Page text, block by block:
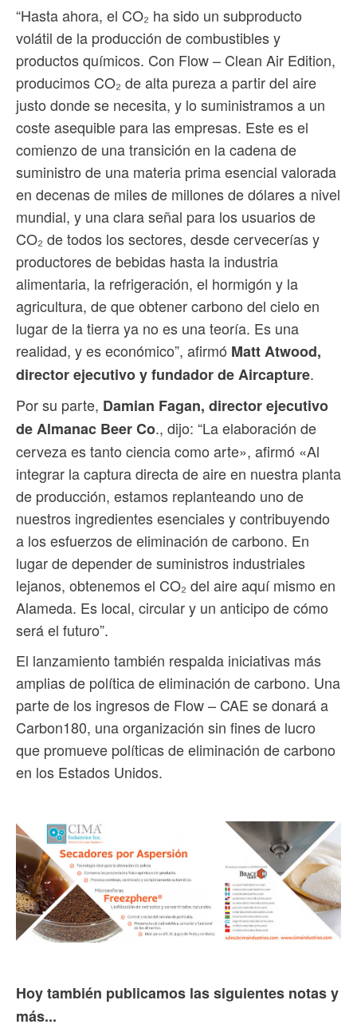
“Hasta ahora, el CO₂ ha sido un subproducto
volátil de la producción de combustibles y
productos químicos. Con Flow – Clean Air Edition,
producimos CO₂ de alta pureza a partir del aire
justo donde se necesita, y lo suministramos a un
coste asequible para las empresas. Este es el
comienzo de una transición en la cadena de
suministro de una materia prima esencial valorada
en decenas de miles de millones de dólares a nivel
mundial, y una clara señal para los usuarios de
CO₂ de todos los sectores, desde cervecerías y
productores de bebidas hasta la industria
alimentaria, la refrigeración, el hormigón y la
agricultura, de que obtener carbono del cielo en
lugar de la tierra ya no es una teoría. Es una
realidad, y es económico”, afirmó Matt Atwood,
director ejecutivo y fundador de Aircapture.
Por su parte, Damian Fagan, director ejecutivo
de Almanac Beer Co., dijo: “La elaboración de
cerveza es tanto ciencia como arte», afirmó «Al
integrar la captura directa de aire en nuestra planta
de producción, estamos replanteando uno de
nuestros ingredientes esenciales y contribuyendo
a los esfuerzos de eliminación de carbono. En
lugar de depender de suministros industriales
lejanos, obtenemos el CO₂ del aire aquí mismo en
Alameda. Es local, circular y un anticipo de cómo
será el futuro”.
El lanzamiento también respalda iniciativas más
amplias de política de eliminación de carbono. Una
parte de los ingresos de Flow – CAE se donará a
Carbon180, una organización sin fines de lucro
que promueve políticas de eliminación de carbono
en los Estados Unidos.
Hoy también publicamos las siguientes notas y
más...